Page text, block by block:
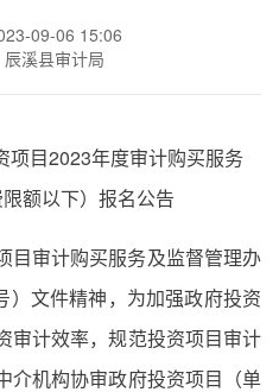
09-06 15:06
溪县审计局
项目2023年度审计购买服务
限额以下）报名公告
目审计购买服务及监督管理办
）文件精神，为加强政府投资
审计效率，规范投资项目审计
介机构协审政府投资项目（单